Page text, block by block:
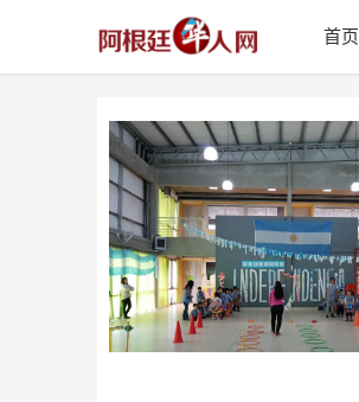
首页
阿根廷公立中西双语学校